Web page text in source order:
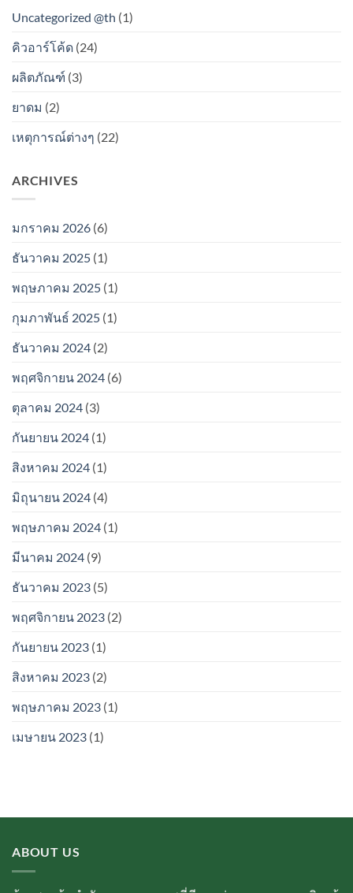
Uncategorized @th (1)
คิวอาร์โค้ด (24)
ผลิตภัณฑ์ (3)
ยาดม (2)
เหตุการณ์ต่างๆ (22)
ARCHIVES
มกราคม 2026 (6)
ธันวาคม 2025 (1)
พฤษภาคม 2025 (1)
กุมภาพันธ์ 2025 (1)
ธันวาคม 2024 (2)
พฤศจิกายน 2024 (6)
ตุลาคม 2024 (3)
กันยายน 2024 (1)
สิงหาคม 2024 (1)
มิถุนายน 2024 (4)
พฤษภาคม 2024 (1)
มีนาคม 2024 (9)
ธันวาคม 2023 (5)
พฤศจิกายน 2023 (2)
กันยายน 2023 (1)
สิงหาคม 2023 (2)
พฤษภาคม 2023 (1)
เมษายน 2023 (1)
ABOUT US